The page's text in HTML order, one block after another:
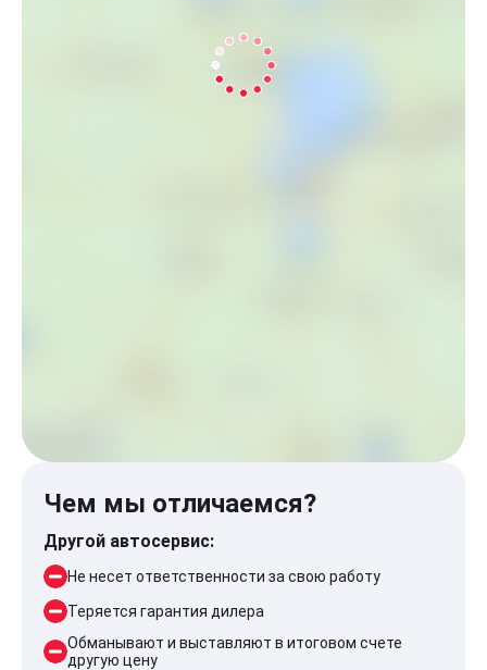
Чем мы отличаемся?
Другой автосервис:
Не несет ответственности за свою работу
Теряется гарантия дилера
Обманывают и выставляют в итоговом счете
другую цену